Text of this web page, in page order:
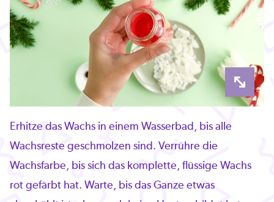
Erhitze das Wachs in einem Wasserbad, bis alle
Wachsreste geschmolzen sind. Verrühre die
Wachsfarbe, bis sich das komplette, flüssige Wachs
rot gefärbt hat. Warte, bis das Ganze etwas